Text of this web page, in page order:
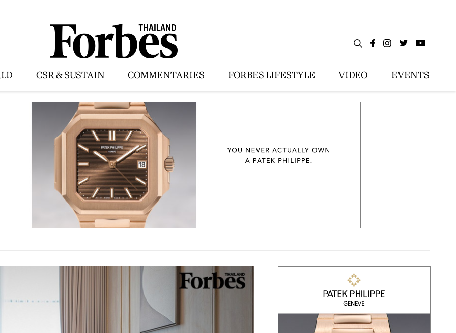
CSR & SUSTAIN COMMENTARIES FORBES LIFESTYLE VIDEO EVENTS